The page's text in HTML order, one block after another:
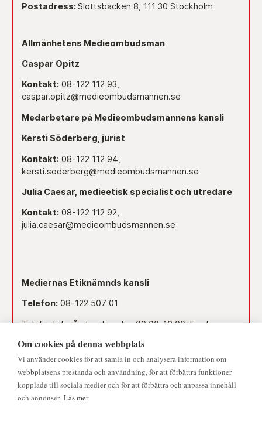
Postadress: Slottsbacken 8, 111 30 Stockholm
Allmänhetens Medieombudsman
Caspar Opitz
Kontakt: 08-122 112 93,
caspar.opitz@medieombudsmannen.se
Medarbetare på Medieombudsmannens kansli
Kersti Söderberg, jurist
Kontakt: 08-122 112 94,
kersti.soderberg@medieombudsmannen.se
Julia Caesar, medieetisk specialist och utredare
Kontakt: 08-122 112 92,
julia.caesar@medieombudsmannen.se
Mediernas Etiknämnds kansli
Telefon: 08-122 507 01
Telefontid måndag-torsdag 09.00–16.00. Fredag
Dag före röd dag 09.00–12.00.
Lunchstängt 12.00–13.00.
Mejl:namnden@medieombudsmannen.se
Om cookies på denna webbplats
Vi använder cookies för att samla in och analysera information om
webbplatsens prestanda och användning, för att förbättra funktioner
kopplade till sociala medier och för att förbättra och anpassa innehåll
och annonser. Läs mer